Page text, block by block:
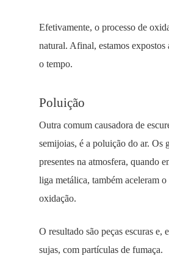
Efetivamente, o processo de
natural. Afinal, estamos
o tempo.
Poluição
Outra comum causadora de
semijoias, é a poluição do ar. Os
presentes na atmosfera, quando
liga metálica, também aceleram o
oxidação.
O resultado são peças escuras e,
sujas, com partículas de fumaça.